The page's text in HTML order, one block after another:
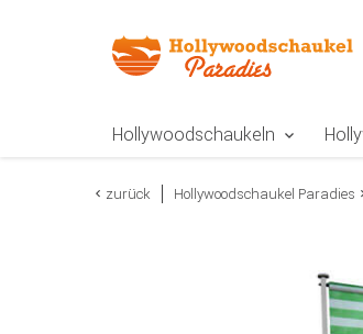
Hollywoodschaukeln
zurück Hollywoodschaukel Paradies